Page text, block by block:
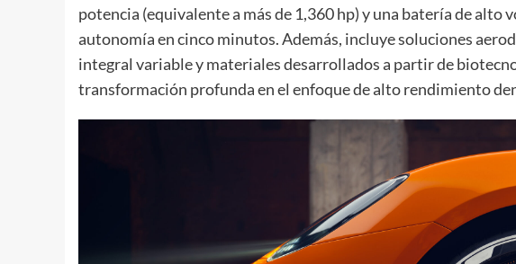
potencia (equivalente a más de 1,360 hp) y una batería de alto
autonomía en cinco minutos. Además, incluye soluciones
integral variable y materiales desarrollados a partir de
transformación profunda en el enfoque de alto rendimiento